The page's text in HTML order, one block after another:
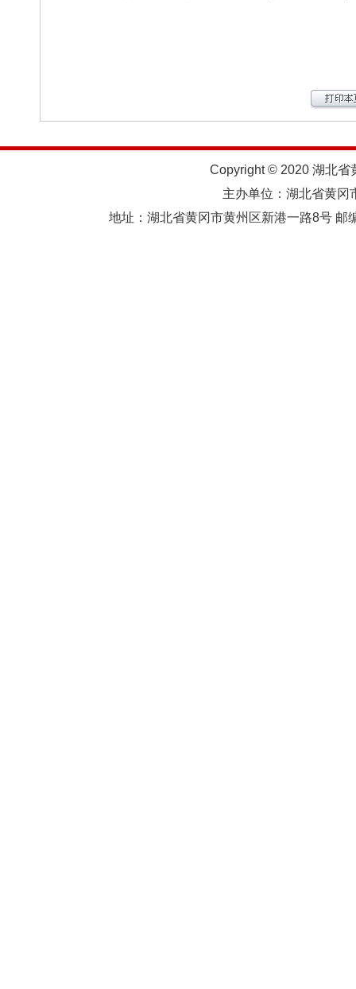
Copyright © 2020 湖北省
主办单位：湖北省黄
地址：湖北省黄冈市黄州区新港一路8号